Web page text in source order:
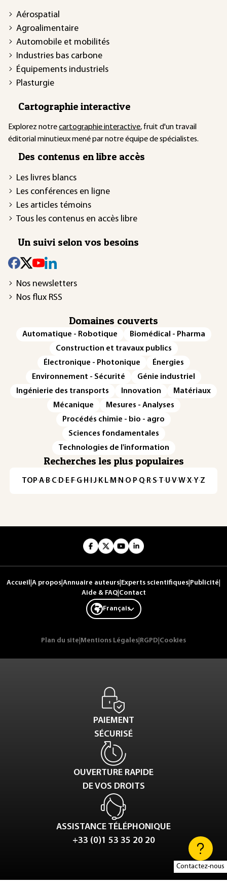
Contactez-nous
Aérospatial
Agroalimentaire
Automobile et mobilités
Industries bas carbone
Équipements industriels
Plasturgie
Cartographie interactive
Explorez notrecartographie interactive, fruit d'un travail
éditorial minutieux mené par notre équipe de spécialistes.
Des contenus en libre accès
Les livres blancs
Les conférences en ligne
Les articles témoins
Tous les contenus en accès libre
Un suivi selon vos besoins
Nos newsletters
Nos flux RSS
Domaines couverts
Automatique - Robotique
Biomédical - Pharma
Construction et travaux publics
Électronique - Photonique
Énergies
Environnement - Sécurité
Génie industriel
Ingénierie des transports
Innovation
Matériaux
Mécanique
Mesures - Analyses
Procédés chimie - bio - agro
Sciences fondamentales
Technologies de l'information
Recherches les plus populaires
TOP·A·B·C· D· E· F·G· H · ·J· K· L· M · N ·O· P·Q· R·S·T·U·V·W·X·Y·Z
Accueil A propos Annuaire auteurs Experts scientifiques Publicité
Aide & FAQ| Contact
Français
Plan du site Mentions Légales RGPD Cookies
PAIEMENT
SÉCURISÉ
OUVERTURE RAPIDE
DE VOS DROITS
ASSISTANCE TÉLÉPHONIQUE
+33 (0)1 53 35 20 20